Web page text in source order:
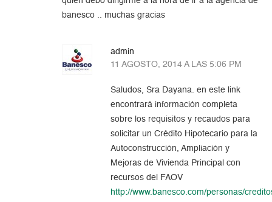
banesco .. muchas gracias
admin
11 AGOSTO, 2014 A LAS 5:06 PM
Saludos, Sra Dayana. en este link
encontrará información completa
sobre los requisitos y recaudos para
solicitar un Crédito Hipotecario para la
Autoconstrucción, Ampliación y
Mejoras de Vivienda Principal con
recursos del FAOV
http://www.banesco.com/personas/